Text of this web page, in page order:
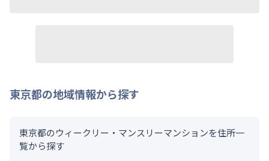
東京都の地域情報から探す
東京都のウィークリー・マンスリーマンションを住所一
覧から探す